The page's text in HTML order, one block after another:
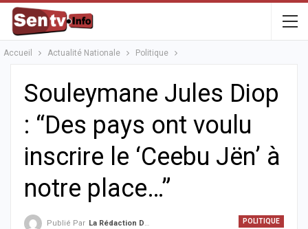
Accueil Actualité Nationale Politique
Souleymane Jules Diop
: “Des pays ont voulu
inscrire le ‘Ceebu Jën’ à
notre place…”
POLITIQUE
Publié Par La Rédaction De La SenTV.info